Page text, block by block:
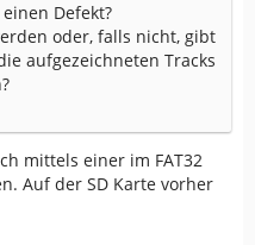
Defekt?
oder, falls nicht, gibt
aufgezeichneten Tracks
mittels einer im FAT32
Auf der SD Karte vorher